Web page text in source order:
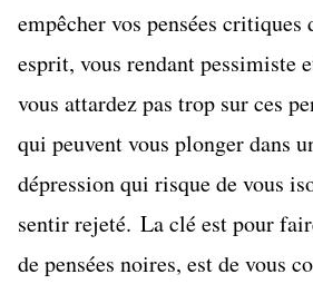
empêcher vos pensées
esprit, vous rendant pessimiste
vous attardez pas trop sur ces
qui peuvent vous plonger dans
dépression qui risque de vous
sentir rejeté. La clé est pour
de pensées noires, est de vous